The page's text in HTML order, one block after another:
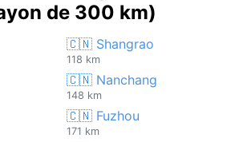
de 300 km)
🇨🇳 Shangrao
118 km
🇨🇳 Nanchang
148 km
🇨🇳 Fuzhou
171 km